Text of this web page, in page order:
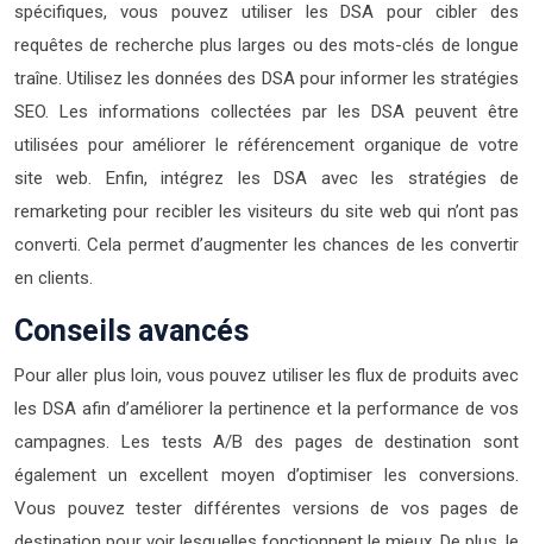
spécifiques, vous pouvez utiliser les DSA pour cibler des
requêtes de recherche plus larges ou des mots-clés de longue
traîne. Utilisez les données des DSA pour informer les stratégies
SEO. Les informations collectées par les DSA peuvent être
utilisées pour améliorer le référencement organique de votre
site web. Enfin, intégrez les DSA avec les stratégies de
remarketing pour recibler les visiteurs du site web qui n’ont pas
converti. Cela permet d’augmenter les chances de les convertir
en clients.
Conseils avancés
Pour aller plus loin, vous pouvez utiliser les flux de produits avec
les DSA afin d’améliorer la pertinence et la performance de vos
campagnes. Les tests A/B des pages de destination sont
également un excellent moyen d’optimiser les conversions.
Vous pouvez tester différentes versions de vos pages de